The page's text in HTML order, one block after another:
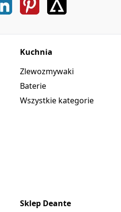
Kuchnia
Zlewozmywaki
Baterie
Wszystkie kategorie
Sklep Deante